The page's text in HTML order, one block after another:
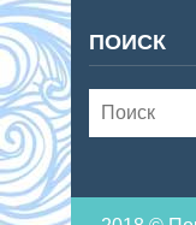
ПОИСК